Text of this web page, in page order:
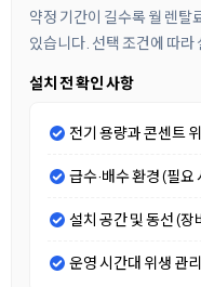
약정 기간이 길수록 월 렌탈
있습니다. 선택 조건에 따라
설치 전 확인 사항
전기 용량과 콘센트
급수·배수 환경 (필요
설치 공간 및 동선 (
운영 시간대 위생 관